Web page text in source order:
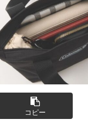
コピー